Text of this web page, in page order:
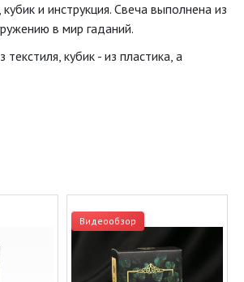
и инструкция. Свеча выполнена из
в мир гаданий.
кубик - из пластика, а
Видеообзор